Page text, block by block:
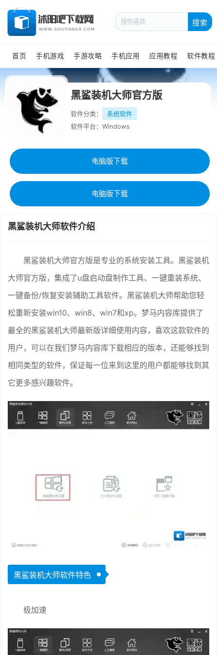
搜索
首页 手机游戏 手游攻略 手机应用 应用教程 软件教程
黑鲨装机大师官方版
软件分类：
系统软件
软件平台：Windows
电脑版下载
电脑版下载
黑鲨装机大师软件介绍
黑鲨装机大师官方版是专业的系统安装工具。黑鲨装机
大师官方版，集成了u盘启动盘制作工具、一键重装系统、
一键备份/恢复安装辅助工具软件。黑鲨装机大师帮助您轻
松重新安装win10、win8、win7和xp。梦马内容库提供了
最全的黑鲨装机大师最新版详细使用内容，喜欢这款软件的
用户，可以在我们梦马内容库下载相应的版本，还能够找到
相同类型的软件，保证每一位来到这里的用户都能够找到其
它更多感兴趣软件。
黑鲨装机大师软件特色
极加速